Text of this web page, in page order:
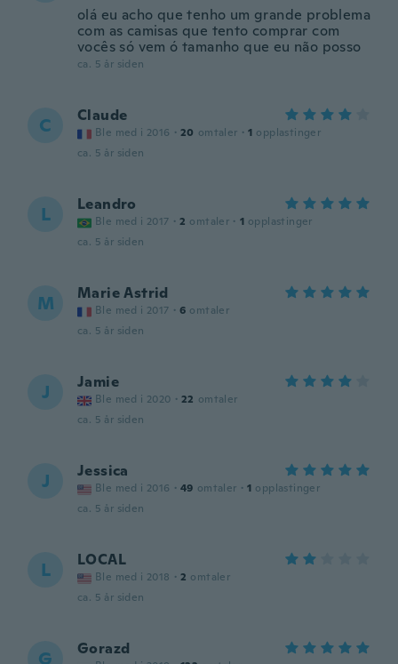
olá eu acho que tenho um grande problema
com as camisas que tento comprar com
vocês só vem ó tamanho que eu não posso
ca. 5 år siden
C Claude
Ble med i 2016 · 20 omtaler · 1 opplastinger
ca. 5 år siden
L Leandro
Ble med i 2017 · 2 omtaler · 1 opplastinger
ca. 5 år siden
M Marie Astrid
Ble med i 2017 · 6 omtaler
ca. 5 år siden
J Jamie
Ble med i 2020 · 22 omtaler
ca. 5 år siden
J Jessica
Ble med i 2016 · 49 omtaler · 1 opplastinger
ca. 5 år siden
L LOCAL
Ble med i 2018 · 2 omtaler
ca. 5 år siden
G Gorazd